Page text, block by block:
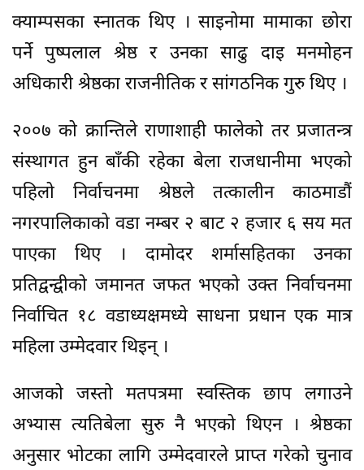
क्याम्पसका स्नातक थिए । साइनोमा मामाका छोरा
पर्ने पुष्पलाल श्रेष्ठ र उनका साढु दाइ मनमोहन
अधिकारी श्रेष्ठका राजनीतिक र सांगठनिक गुरु थिए ।
२००७ को क्रान्तिले राणाशाही फालेको तर प्रजातन्त्र
संस्थागत हुन बाँकी रहेका बेला राजधानीमा भएको
पहिलो निर्वाचनमा श्रेष्ठले तत्कालीन काठमाडौं
नगरपालिकाको वडा नम्बर २ बाट २ हजार ६ सय मत
पाएका थिए । दामोदर शर्मासहितका उनका
प्रतिद्वन्द्वीको जमानत जफत भएको उक्त निर्वाचनमा
निर्वाचित १८ वडाध्यक्षमध्ये साधना प्रधान एक मात्र
महिला उम्मेदवार थिइन् ।
आजको जस्तो मतपत्रमा स्वस्तिक छाप लगाउने
अभ्यास त्यतिबेला सुरु नै भएको थिएन । श्रेष्ठका
अनुसार भोटका लागि उम्मेदवारले प्राप्त गरेको चुनाव